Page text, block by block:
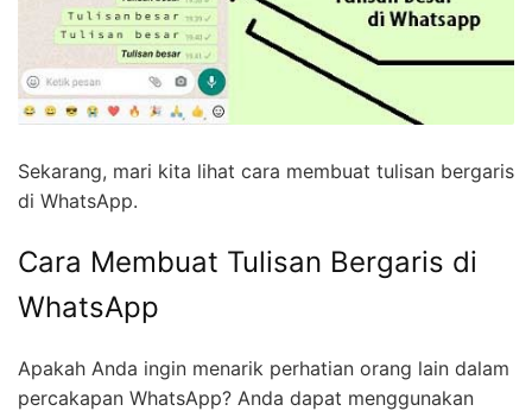
Sekarang, mari kita lihat cara membuat tulisan bergaris
di WhatsApp.
Cara Membuat Tulisan Bergaris di
WhatsApp
Apakah Anda ingin menarik perhatian orang lain dalam
percakapan WhatsApp? Anda dapat menggunakan